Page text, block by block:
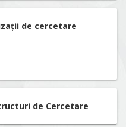
de cercetare
de Cercetare